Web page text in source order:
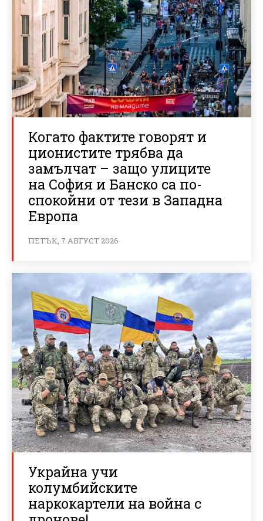
Когато фактите говорят и
ционистите трябва да
замълчат – защо улиците
на София и Банско са по-
спокойни от тези в Западна
Европа
ПЕТЪК, 7 АВГУСТ 2026
Украйна учи
колумбийските
наркокартели на война с